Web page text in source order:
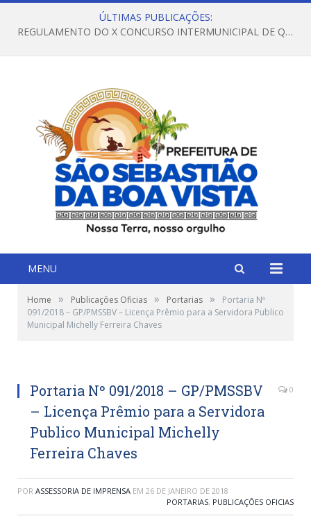
ÚLTIMAS PUBLICAÇÕES:
REGULAMENTO DO X CONCURSO INTERMUNICIPAL DE QUADRILHAS JUNINAS – 2026 – ARRAIÁ DA VENEZA
MENU
Home » Publicações Oficias » Portarias »
Portaria Nº
091/2018 – GP/PMSSBV – Licença Prêmio para a Servidora Publico
Municipal Michelly Ferreira Chaves
Portaria Nº 091/2018 – GP/PMSSBV
– Licença Prêmio para a Servidora
Publico Municipal Michelly
Ferreira Chaves
0
POR ASSESSORIA DE IMPRENSA EM 26 DE JANEIRO DE 2018
PORTARIAS, PUBLICAÇÕES OFICIAS